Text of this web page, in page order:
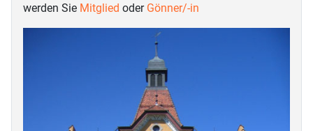
werden Sie Mitglied oder Gönner/-in